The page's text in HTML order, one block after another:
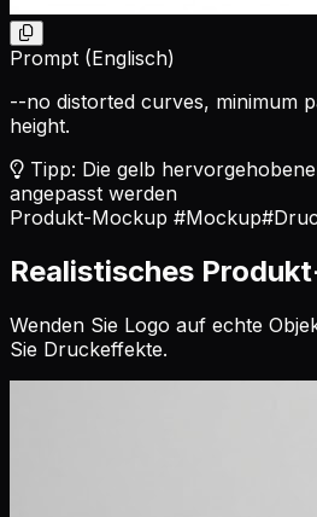
Prompt (Englisch)
--no distorted curves, minimum
height.
Tipp: Die gelb
angepasst werden
Produkt-Mockup #Mockup
Realistisches
Wenden Sie Logo auf echte
Sie Druckeffekte.